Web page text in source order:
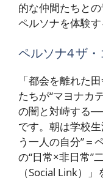
的な仲間たちと
ペルソナを体験す
ペルソナ4 ザ
「都会を離れた
たちが“マヨナカ
の闇と対峙する
です。朝は学校
う一人の自分”＝
の“日常×非日常”
（Social Link）